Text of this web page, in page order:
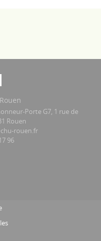
Porte G7, 1 rue de
Rouen
rouen.fr
96